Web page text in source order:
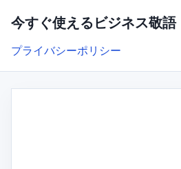
今すぐ使えるビジネス敬語
プライバシーポリシー